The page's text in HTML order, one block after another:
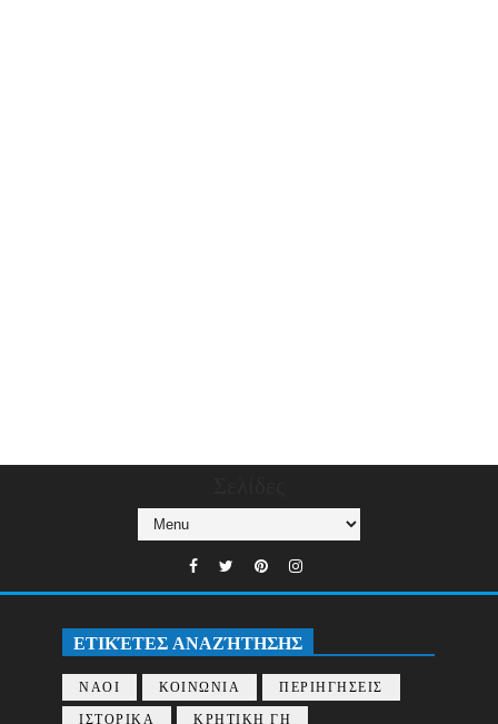
ΕΤΙΚΈΤΕΣ ΑΝΑΖΉΤΗΣΗΣ
ΝΑΟΙ ΚΟΙΝΩΝΙΑ
ΠΕΡΙΗΓΗΣΕΙΣ
ΙΣΤΟΡΙΚΑ
ΚΡΗΤΙΚΗ ΓΗ